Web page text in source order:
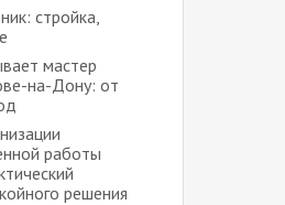
стройка,
мастер
на-Дону: от
работы
решения